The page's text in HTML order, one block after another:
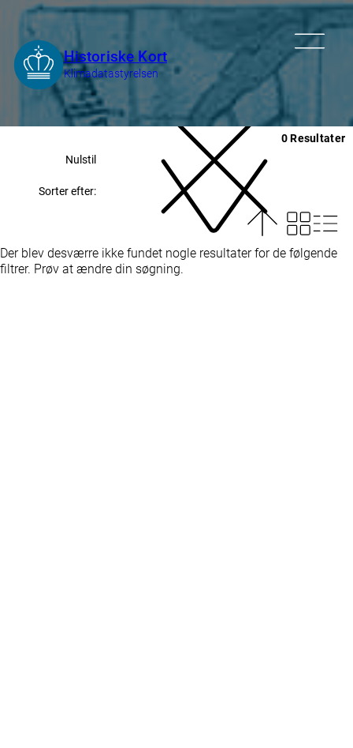
0 Resultater
Nulstil
Sorter efter:
Der blev desværre ikke fundet nogle resultater for de følgende
filtrer. Prøv at ændre din søgning.